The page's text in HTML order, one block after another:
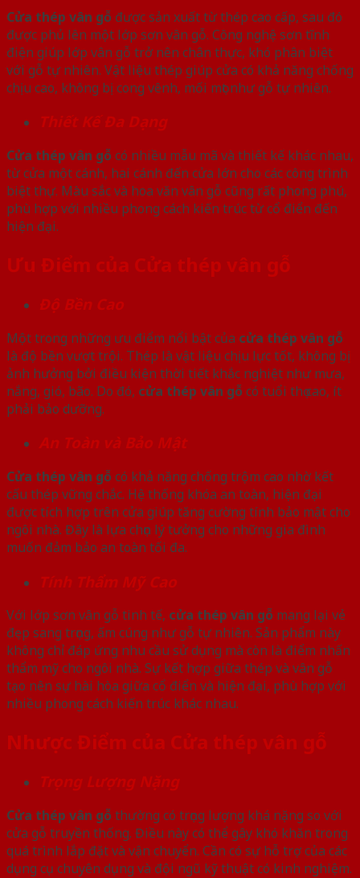
Cửa thép vân gỗ được sản xuất từ thép cao cấp, sau đó
được phủ lên một lớp sơn vân gỗ. Công nghệ sơn tĩnh
điện giúp lớp vân gỗ trở nên chân thực, khó phân biệt
với gỗ tự nhiên. Vật liệu thép giúp cửa có khả năng chống
chịu cao, không bị cong vênh, mối mọt như gỗ tự nhiên.
Thiết Kế Đa Dạng
Cửa thép vân gỗ có nhiều mẫu mã và thiết kế khác nhau,
từ cửa một cánh, hai cánh đến cửa lớn cho các công trình
biệt thự. Màu sắc và hoa văn vân gỗ cũng rất phong phú,
phù hợp với nhiều phong cách kiến trúc từ cổ điển đến
hiện đại.
Ưu Điểm của Cửa thép vân gỗ
Độ Bền Cao
Một trong những ưu điểm nổi bật của cửa thép vân gỗ
là độ bền vượt trội. Thép là vật liệu chịu lực tốt, không bị
ảnh hưởng bởi điều kiện thời tiết khắc nghiệt như mưa,
nắng, gió, bão. Do đó, cửa thép vân gỗ có tuổi thọ cao, ít
phải bảo dưỡng.
An Toàn và Bảo Mật
Cửa thép vân gỗ có khả năng chống trộm cao nhờ kết
cấu thép vững chắc. Hệ thống khóa an toàn, hiện đại
được tích hợp trên cửa giúp tăng cường tính bảo mật cho
ngôi nhà. Đây là lựa chọn lý tưởng cho những gia đình
muốn đảm bảo an toàn tối đa.
Tính Thẩm Mỹ Cao
Với lớp sơn vân gỗ tinh tế, cửa thép vân gỗ mang lại vẻ
đẹp sang trọng, ấm cúng như gỗ tự nhiên. Sản phẩm này
không chỉ đáp ứng nhu cầu sử dụng mà còn là điểm nhấn
thẩm mỹ cho ngôi nhà. Sự kết hợp giữa thép và vân gỗ
tạo nên sự hài hòa giữa cổ điển và hiện đại, phù hợp với
nhiều phong cách kiến trúc khác nhau.
Nhược Điểm của Cửa thép vân gỗ
Trọng Lượng Nặng
Cửa thép vân gỗ thường có trọng lượng khá nặng so với
cửa gỗ truyền thống. Điều này có thể gây khó khăn trong
quá trình lắp đặt và vận chuyển. Cần có sự hỗ trợ của các
dụng cụ chuyên dụng và đội ngũ kỹ thuật có kinh nghiệm.